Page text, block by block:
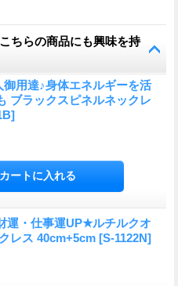
ちらの商品にも興味を持
御用達♪身体エネルギーを活
ブラックスピネルネックレ
]
運・仕事運UP★ルチルクオ
レス 40cm+5cm [S-1122N]